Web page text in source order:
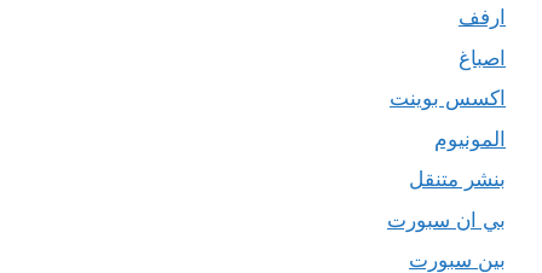
ارفف
اصباغ
اكسس بوينت
المونيوم
بنشر متنقل
بي ان سبورت
بين سبورت